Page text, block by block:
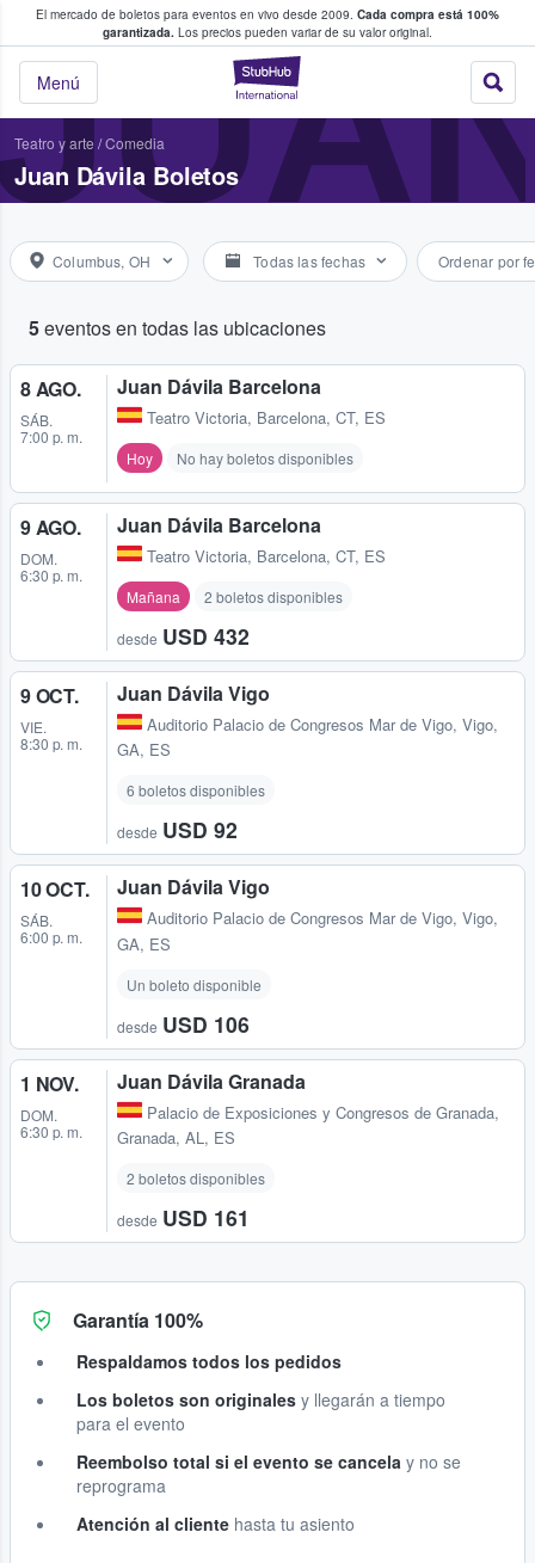
El mercado de boletos para eventos en vivo desde 2009. Cada compra está 100%
garantizada. Los precios pueden variar de su valor original.
StubHub: donde
Menú
fans compran y venden boletos
Teatro y arte /Comedia
Juan Dávila Boletos
Columbus, OH Todas las fechas Ordenar por
5eventos en todas las ubicaciones
8 AGO.
SÁB.
7:00 p. m.
Juan Dávila Barcelona
Teatro Victoria, Barcelona, CT, ES
Hoy No hay boletos disponibles
9 AGO.
DOM.
6:30 p. m.
Juan Dávila Barcelona
Teatro Victoria, Barcelona, CT, ES
Mañana 2 boletos disponibles
desde USD 432
9 OCT.
VIE.
8:30 p. m.
Juan Dávila Vigo
Auditorio Palacio de Congresos Mar de Vigo, Vigo,
GA, ES
6 boletos disponibles
desde USD 92
10 OCT.
SÁB.
6:00 p. m.
Juan Dávila Vigo
Auditorio Palacio de Congresos Mar de Vigo, Vigo,
GA, ES
Un boleto disponible
desde USD 106
1 NOV.
DOM.
6:30 p. m.
Juan Dávila Granada
Palacio de Exposiciones y Congresos de Granada,
Granada, AL, ES
2 boletos disponibles
desde USD 161
Garantía 100%
Respaldamos todos los pedidos
Los boletos son originales y llegarán a tiempo
para el evento
Reembolso total si el evento se cancela y no se
reprograma
Atención al cliente hasta tu asiento